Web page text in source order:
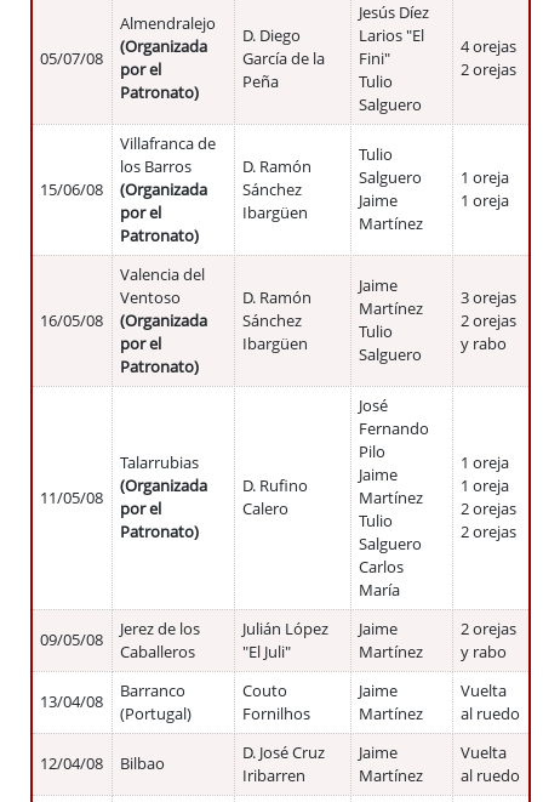
05/07/08
Almendralejo
(Organizada
por el
Patronato)
D. Diego
García de la
Peña
Jesús Díez
Larios "El
Fini"
Tulio
Salguero
4 orejas
2 orejas
15/06/08
Villafranca de
los Barros
(Organizada
por el
Patronato)
D. Ramón
Sánchez
Ibargüen
Tulio
Salguero
Jaime
Martínez
1 oreja
1 oreja
16/05/08
Valencia del
Ventoso
(Organizada
por el
Patronato)
D. Ramón
Sánchez
Ibargüen
Jaime
Martínez
Tulio
Salguero
3 orejas
2 orejas
y rabo
11/05/08
Talarrubias
(Organizada
por el
Patronato)
D. Rufino
Calero
José
Fernando
Pilo
Jaime
Martínez
Tulio
Salguero
Carlos
María
1 oreja
1 oreja
2 orejas
2 orejas
09/05/08
Jerez de los
Caballeros
Julián López
"El Juli"
Jaime
Martínez
2 orejas
y rabo
13/04/08
Barranco
(Portugal)
Couto
Fornilhos
Jaime
Martínez
Vuelta
al ruedo
12/04/08 Bilbao
D. José Cruz
Iribarren
Jaime
Martínez
Vuelta
al ruedo